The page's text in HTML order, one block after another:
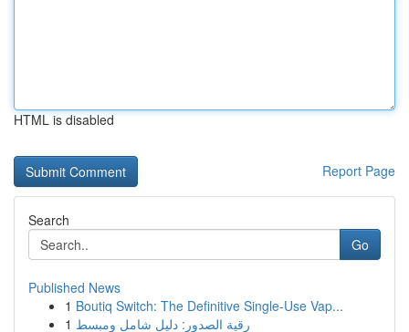
HTML is disabled
Report Page
Search
Go
Published News
1 Boutiq Switch: The Definitive Single-Use Vap...
1 رقية الصدور: دليل شامل ومبسط